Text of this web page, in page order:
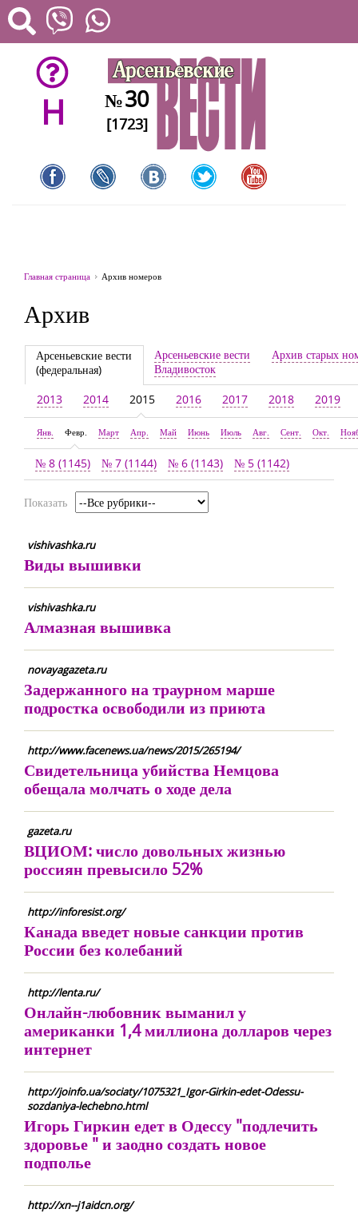
H №30
[1723]
Главная страница Архив номеров
Архив
Арсеньевские вести
(федеральная)
Арсеньевские вести
Владивосток
Архив старых
2013 2014 2015 2016 2017 2018 2019
Янв. Февр. Март Апр. Май Июнь Июль Авг. Сент. Окт.
№ 8 (1145) № 7 (1144) № 6 (1143) № 5 (1142)
Показать
vishivashka.ru
Виды вышивки
vishivashka.ru
Алмазная вышивка
novayagazeta.ru
Задержанного на траурном марше
подростка освободили из приюта
http://www.facenews.ua/news/2015/265194/
Свидетельница убийства Немцова
обещала молчать о ходе дела
gazeta.ru
ВЦИОМ: число довольных жизнью
россиян превысило 52%
http://inforesist.org/
Канада введет новые санкции против
России без колебаний
http://lenta.ru/
Онлайн-любовник выманил у
американки 1,4 миллиона долларов через
интернет
http://joinfo.ua/sociaty/1075321_Igor-Girkin-edet-Odessu-
sozdaniya-lechebno.html
Игорь Гиркин едет в Одессу "подлечить
здоровье " и заодно создать новое
подполье
http://xn--j1aidcn.org/